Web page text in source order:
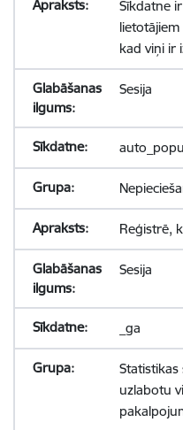
Sīkdatne
kad viņi ir
Sesija
Reģistrē,
Sesija
_ga
Statistikas
uzlabotu